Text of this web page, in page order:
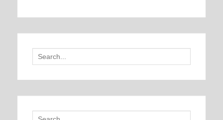
Search
for:
Search